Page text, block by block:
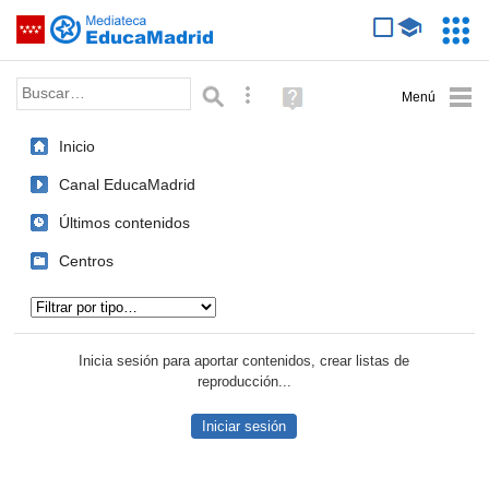
Saltar navegación
Palabra o frase: Búsqueda avanzada
Ayuda
(en
Inicio
Canal EducaMadrid
Últimos contenidos
Centros
Inicia sesión para aportar contenidos, crear listas de
reproducción...
Iniciar sesión